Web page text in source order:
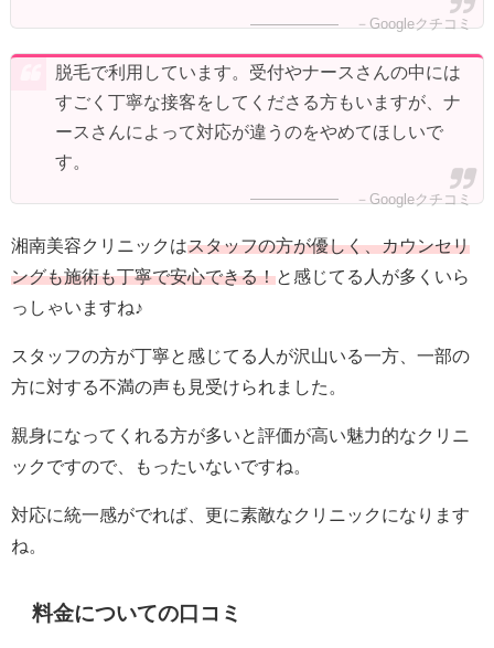
－Googleクチコミ
脱毛で利用しています。受付やナースさんの中には
すごく丁寧な接客をしてくださる方もいますが、ナ
ースさんによって対応が違うのをやめてほしいで
す。
－Googleクチコミ
湘南美容クリニックはスタッフの方が優しく、カウンセリ
ングも施術も丁寧で安心できる！と感じてる人が多くいら
っしゃいますね♪
スタッフの方が丁寧と感じてる人が沢山いる一方、一部の
方に対する不満の声も見受けられました。
親身になってくれる方が多いと評価が高い魅力的なクリニ
ックですので、もったいないですね。
対応に統一感がでれば、更に素敵なクリニックになります
ね。
料金についての口コミ